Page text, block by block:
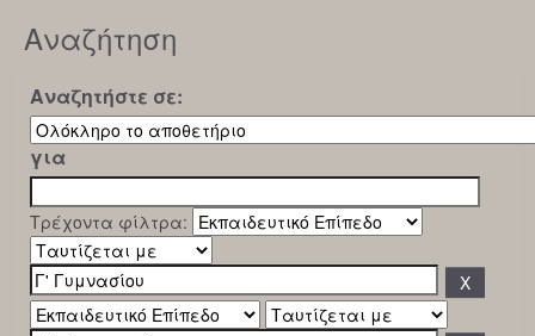
Αναζήτηση
Αναζητήστε σε:
για
Τρέχοντα φίλτρα: